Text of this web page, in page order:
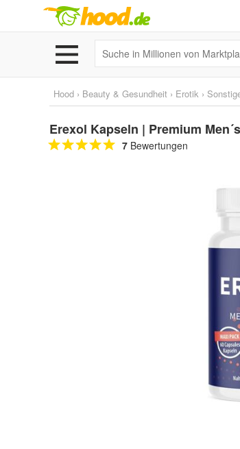
Hood › Beauty & Gesundheit › Erotik ›
Erexol Kapseln | Premium
7 Bewertungen